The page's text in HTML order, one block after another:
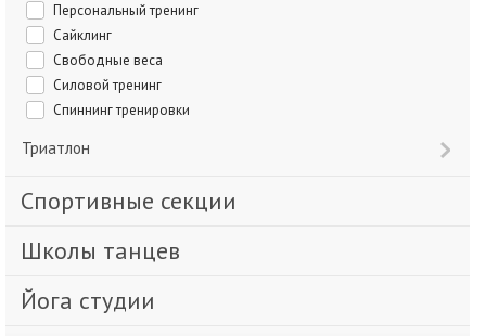
Персональный тренинг
Сайклинг
Свободные веса
Силовой тренинг
Спиннинг тренировки
Триатлон
Спортивные секции
Школы танцев
Йога студии